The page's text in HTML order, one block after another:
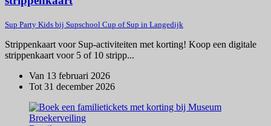
Sup Party Kids bij Supschool Cup of Sup in Langedijk
Strippenkaart voor Sup-activiteiten met korting! Koop een digitale
strippenkaart voor 5 of 10 stripp...
Van 13 februari 2026
Tot 31 december 2026